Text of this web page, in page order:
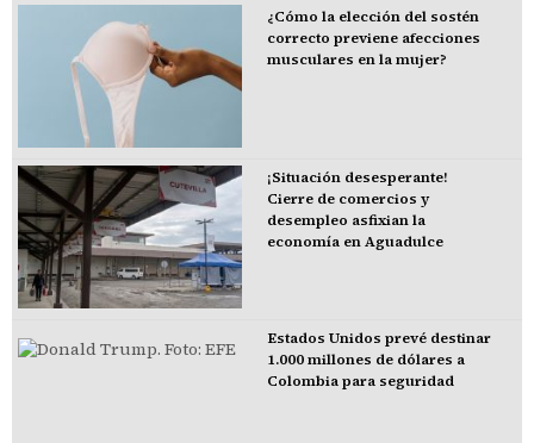
¿Cómo la elección del sostén
correcto previene afecciones
musculares en la mujer?
¡Situación desesperante!
Cierre de comercios y
desempleo asfixian la
economía en Aguadulce
Estados Unidos prevé destinar
1.000 millones de dólares a
Colombia para seguridad